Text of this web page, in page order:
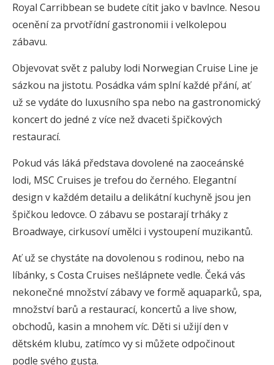
Royal Carribbean se budete cítit jako v bavlnce. Nesou
ocenění za prvotřídní gastronomii i velkolepou
zábavu.
Objevovat svět z paluby lodi Norwegian Cruise Line je
sázkou na jistotu. Posádka vám splní každé přání, ať
už se vydáte do luxusního spa nebo na gastronomický
koncert do jedné z více než dvaceti špičkových
restaurací.
Pokud vás láká představa dovolené na zaoceánské
lodi, MSC Cruises je trefou do černého. Elegantní
design v každém detailu a delikátní kuchyně jsou jen
špičkou ledovce. O zábavu se postarají trháky z
Broadwaye, cirkusoví umělci i vystoupení muzikantů.
Ať už se chystáte na dovolenou s rodinou, nebo na
líbánky, s Costa Cruises nešlápnete vedle. Čeká vás
nekonečné množství zábavy ve formě aquaparků, spa,
množství barů a restaurací, koncertů a live show,
obchodů, kasin a mnohem víc. Děti si užijí den v
dětském klubu, zatímco vy si můžete odpočinout
podle svého gusta.